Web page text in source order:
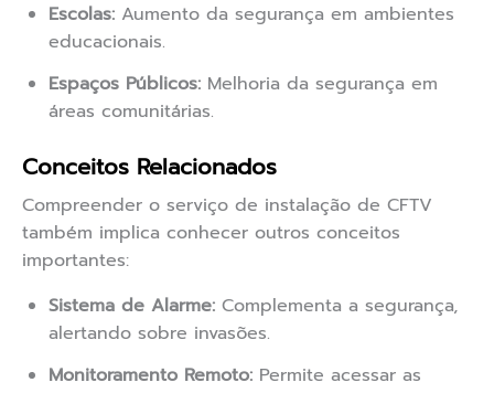
Escolas: Aumento da segurança em ambientes
educacionais.
Espaços Públicos: Melhoria da segurança em
áreas comunitárias.
Conceitos Relacionados
Compreender o serviço de instalação de CFTV
também implica conhecer outros conceitos
importantes:
Sistema de Alarme: Complementa a segurança,
alertando sobre invasões.
Monitoramento Remoto: Permite acessar as